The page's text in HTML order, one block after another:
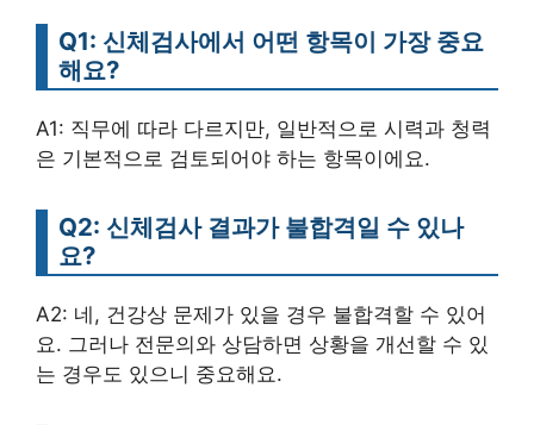
Q1: 신체검사에서 어떤 항목이 가장 중요
해요?
A1: 직무에 따라 다르지만, 일반적으로 시력과 청력
은 기본적으로 검토되어야 하는 항목이에요.
Q2: 신체검사 결과가 불합격일 수 있나
요?
A2: 네, 건강상 문제가 있을 경우 불합격할 수 있어
요. 그러나 전문의와 상담하면 상황을 개선할 수 있
는 경우도 있으니 중요해요.